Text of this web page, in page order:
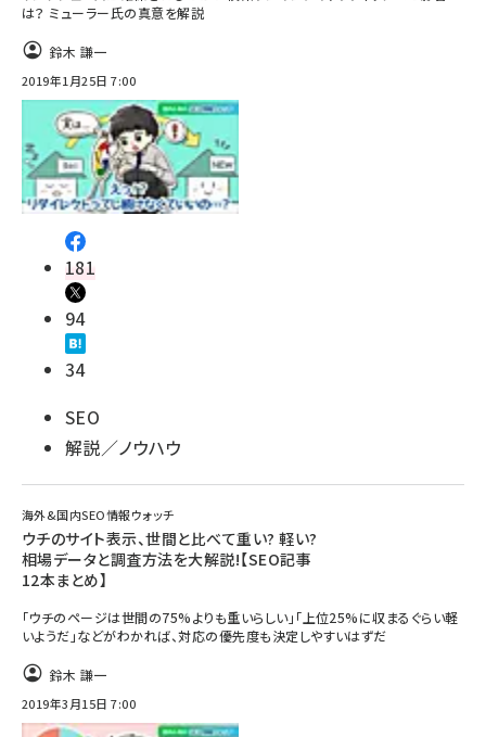
は？ ミューラー氏の真意を解説
鈴木 謙一
2019年1月25日 7:00
181
94
34
SEO
解説／ノウハウ
海外&国内SEO情報ウォッチ
ウチのサイト表示、世間と比べて重い? 軽い?
相場データと調査方法を大解説!【SEO記事
12本まとめ】
「ウチのページは世間の75%よりも重いらしい」「上位25%に収まるぐらい軽
いようだ」などがわかれば、対応の優先度も決定しやすいはずだ
鈴木 謙一
2019年3月15日 7:00